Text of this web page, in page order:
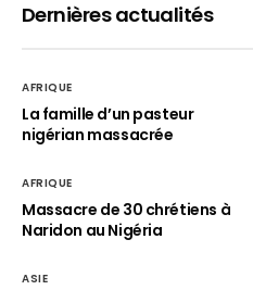
Dernières actualités
AFRIQUE
La famille d’un pasteur
nigérian massacrée
AFRIQUE
Massacre de 30 chrétiens à
Naridon au Nigéria
ASIE